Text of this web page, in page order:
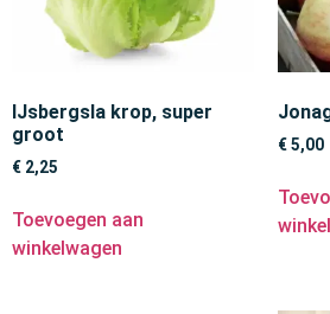
IJsbergsla krop, super
groot
€ 2,25
Toevoegen aan
winkelwagen
€5,00